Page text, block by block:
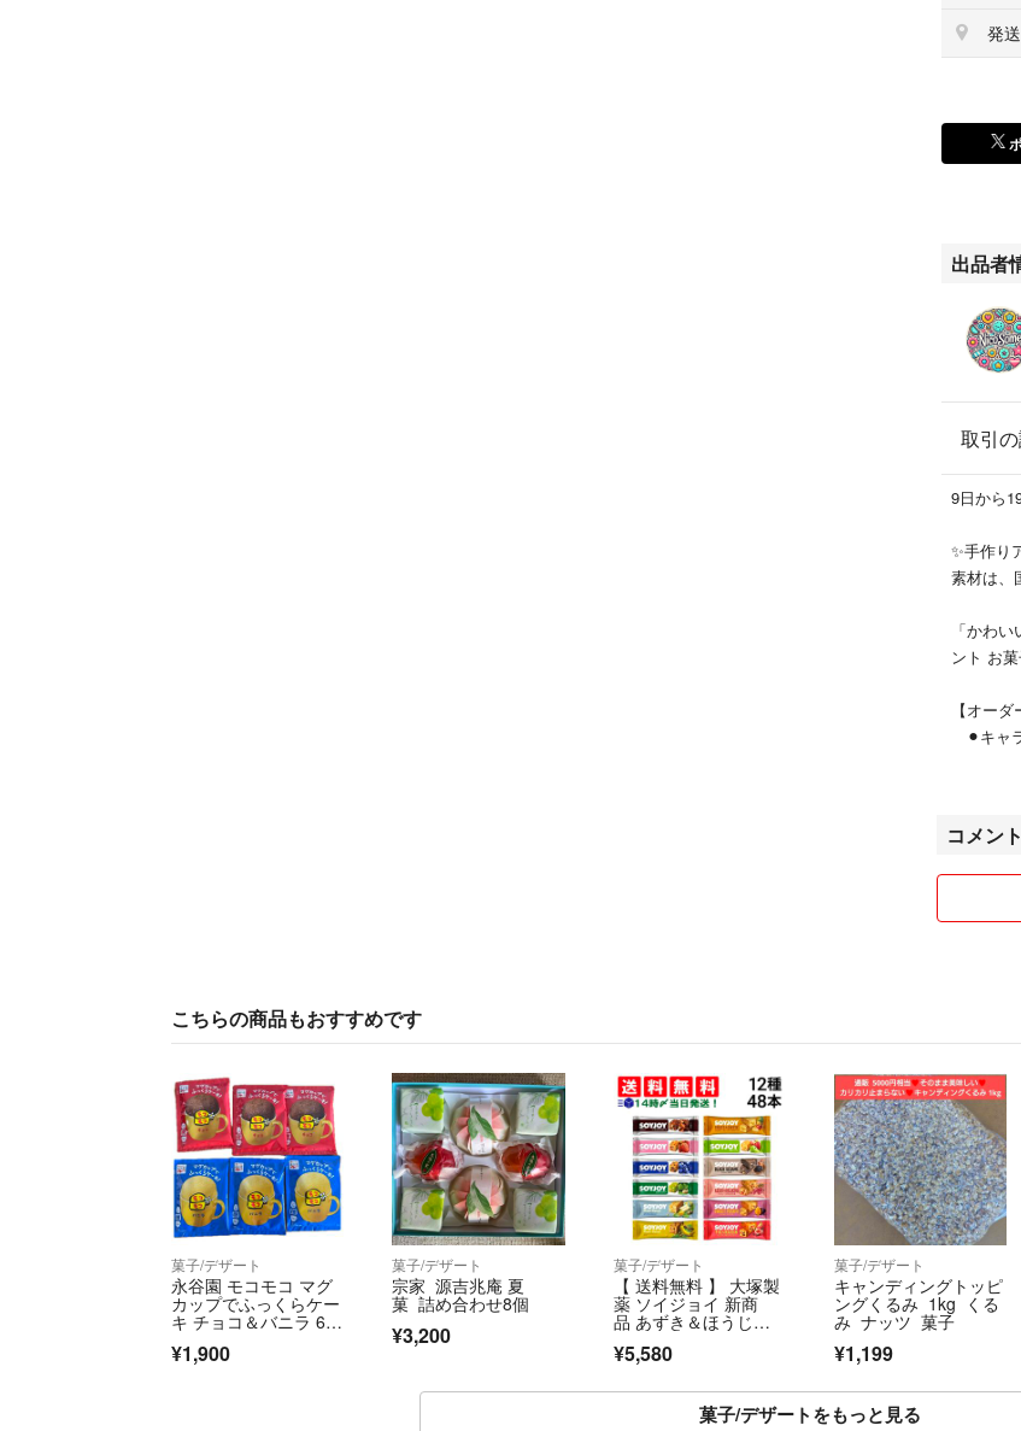
【オプシ
モチー
装飾
※デザイ
⸻
【注意
・配送
・配送遅
⸻
【食品表
原材料：
賞味期
枠が埋ま
迷って
発
出品者
取引
9日から
✨手作り
素材は、
「かわ
ント お
【オーダ
⚫︎キャ
⚫︎装飾（
※必要な
3.お届け
こちらを
【メニュ
モチー
数字
お名前
メッセ
装飾系
※デザイ
ご購入
⚠️発送2
コメント
こちらの商品もおすすめです
菓子/デザート
永谷園 モコモコ マグ
カップでふっくらケー
キ チョコ＆バニラ 6個
¥1,900
菓子/デザート
宗家 源吉兆庵 夏
菓 詰め合わせ8個
¥3,200
菓子/デザート
【 送料無料 】 大塚製
薬 ソイジョイ 新商
品 あずき＆ほうじ茶
本 詰め合わせ アソー
¥5,580
菓子/デザート
キャンディングトッピ
ングくるみ 1kg くる
み ナッツ 菓子
¥1,199
菓子/デザートをもっと見る